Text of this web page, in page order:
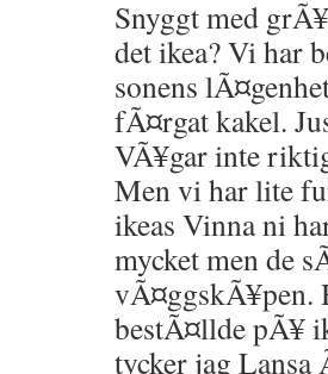
Snyggt med
det ikea? Vi har
sonens
fÃ¤rgat kakel.
VÃ¥gar inte
Men vi har lite
ikeas Vinna ni
mycket men de
vÃ¤ggskÃ¥pen.
bestÃ¤llde pÃ¥
tycker jag